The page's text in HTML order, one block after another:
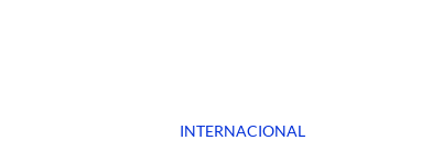
INTERNACIONAL